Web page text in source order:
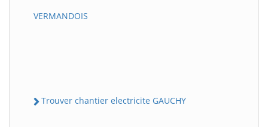
VERMANDOIS
Trouver chantier electricite GAUCHY